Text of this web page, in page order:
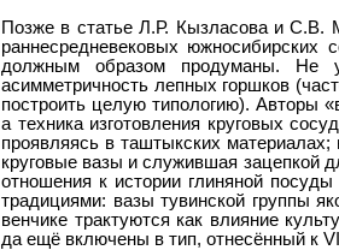
Позже в статье Л.Р. Кызласова и С.В.
раннесредневековых
должным образом продуманы. Не
асимметричность лепных горшков
построить целую типологию). Авторы
а техника изготовления круговых
проявляясь в таштыкских
круговые вазы и служившая зацепкой
отношения к истории глиняной посуды
традициями: вазы тувинской группы
венчике трактуются как влияние
да ещё включены в тип, отнесённый к